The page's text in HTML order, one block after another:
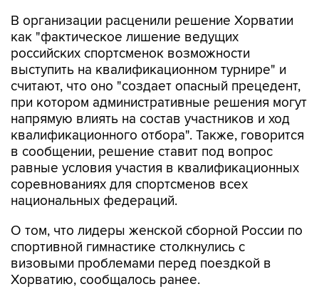
В организации расценили решение Хорватии
как "фактическое лишение ведущих
российских спортсменок возможности
выступить на квалификационном турнире" и
считают, что оно "создает опасный прецедент,
при котором административные решения могут
напрямую влиять на состав участников и ход
квалификационного отбора". Также, говорится
в сообщении, решение ставит под вопрос
равные условия участия в квалификационных
соревнованиях для спортсменов всех
национальных федераций.
О том, что лидеры женской сборной России по
спортивной гимнастике столкнулись с
визовыми проблемами перед поездкой в
Хорватию, сообщалось ранее.